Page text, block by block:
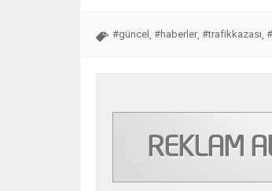
#güncel , #haberler, #trafikkazası,